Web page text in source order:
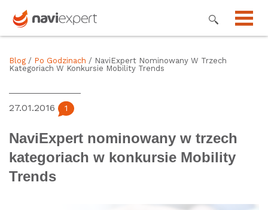
Blog / Po Godzinach / NaviExpert Nominowany W Trzech
Kategoriach W Konkursie Mobility Trends
27.01.2016 1
NaviExpert nominowany w trzech
kategoriach w konkursie Mobility
Trends